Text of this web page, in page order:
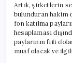
Artık, şirketlerin
bulunduran hakim
fon katılma
hesaplaması
paylarının fiili
muaf olacak ve